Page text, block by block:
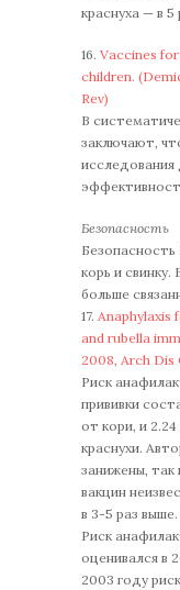
краснуха — в 5
16. Vaccines
children.
Rev)
В
заключают,
исследования
Безопасность
Безопасность
корь и
больше
17. Anaphylaxis
and rubella
2008, Arch Dis
Риск
прививки
от кори, и
краснухи.
занижены, так
вакцин
в 3-5 раз выше.
Риск
оценивался в
2003 году